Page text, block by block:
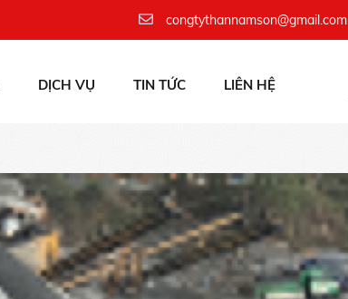
congtythannamson@gmail.com
DỊCH VỤ TIN TỨC LIÊN HỆ